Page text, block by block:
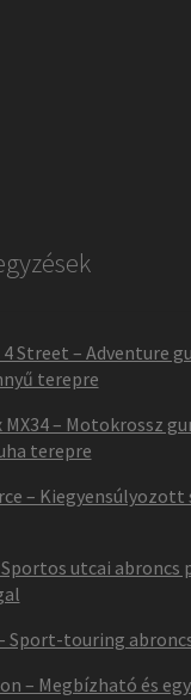
Street – Adventure
terepre
MX34 – Motokrossz
terepre
–
Sportos utcai abroncs
Sport-touring
– Megbízható és